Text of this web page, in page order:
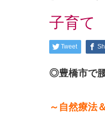
子育て
Tweet
◎豊橋市で
～自然療法